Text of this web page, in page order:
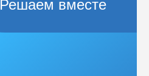
Решаем вместе